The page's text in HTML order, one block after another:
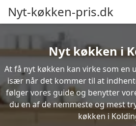
Nyt-køkken-pris.dk
Nyt køkken i
At få nyt køkken kan virke som en
især når det kommer til at
følger vores guide og benytter
du en af de nemmeste og mest
køkken i